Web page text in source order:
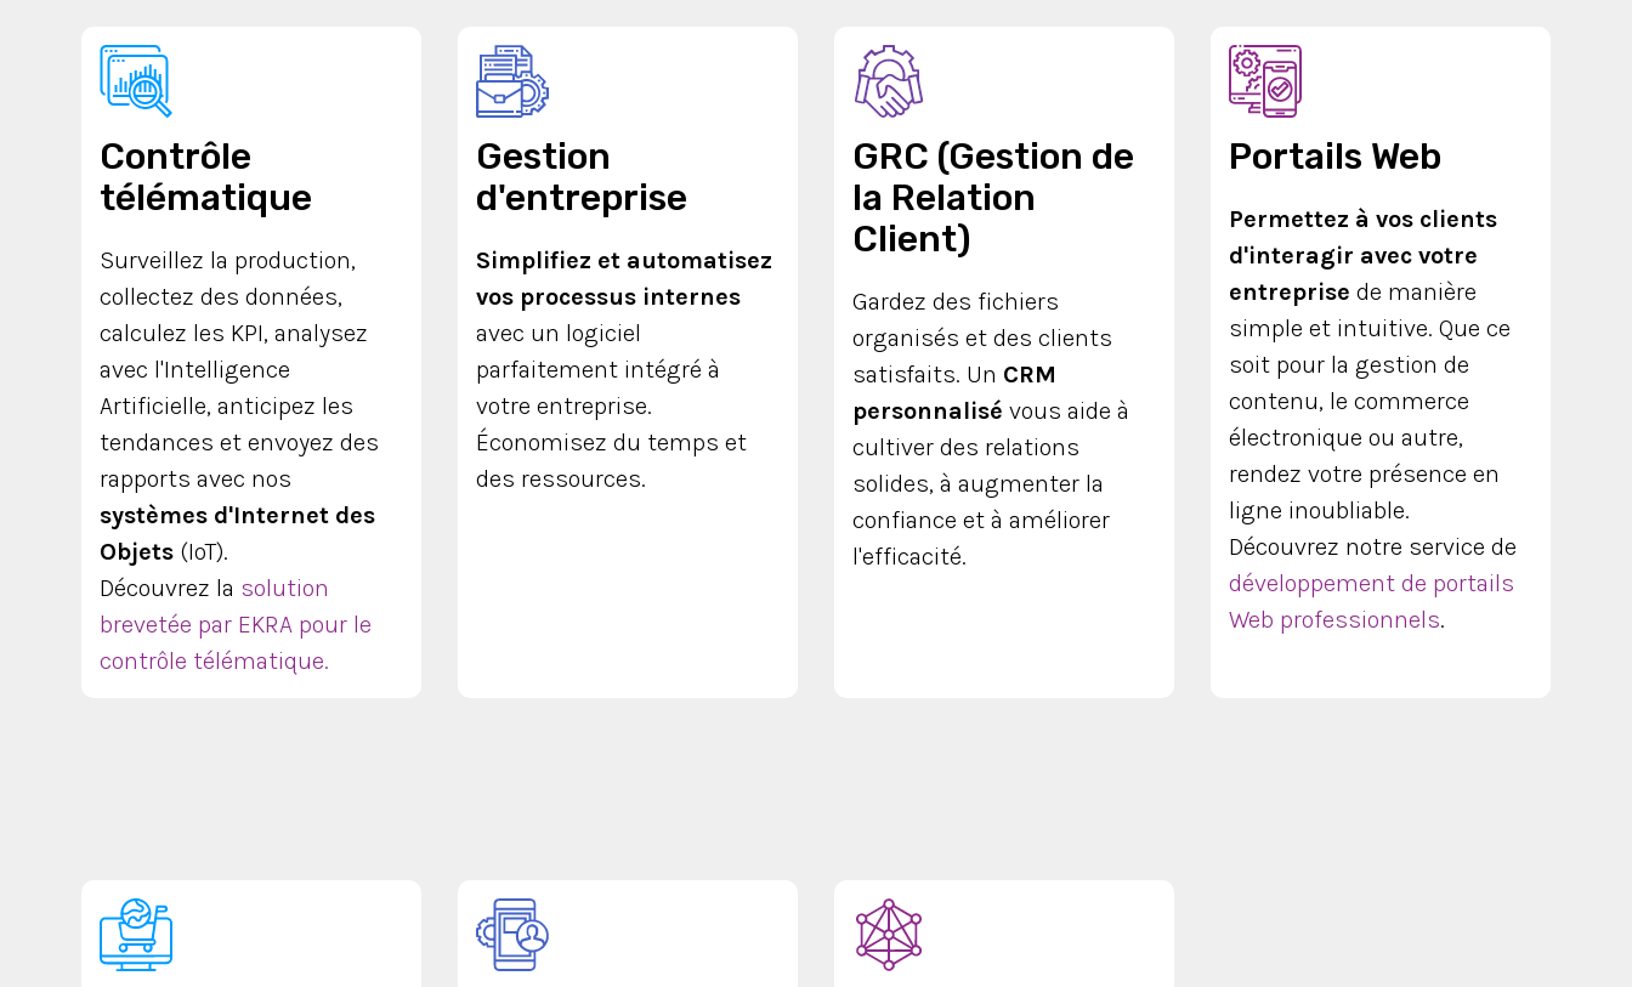
Contrôle
télématique
Surveillez la production,
collectez des données,
calculez les KPI, analysez
avec l'Intelligence
Artificielle, anticipez les
tendances et envoyez des
rapports avec nos
systèmes d'Internet des
Objets (IoT).
Découvrez la solution
brevetée par EKRA pour le
contrôle télématique.
Gestion
d'entreprise
Simplifiez et automatisez
vos processus internes
avec un logiciel
parfaitement intégré à
votre entreprise.
Économisez du temps et
des ressources.
GRC (Gestion de
la Relation
Client)
Gardez des fichiers
organisés et des clients
satisfaits. Un CRM
personnalisé vous aide à
cultiver des relations
solides, à augmenter la
confiance et à améliorer
l'efficacité.
Portails Web
Permettez à vos clients
d'interagir avec votre
entreprise de manière
simple et intuitive. Que ce
soit pour la gestion de
contenu, le commerce
électronique ou autre,
rendez votre présence en
ligne inoubliable.
Découvrez notre service de
développement de portails
Web professionnels.